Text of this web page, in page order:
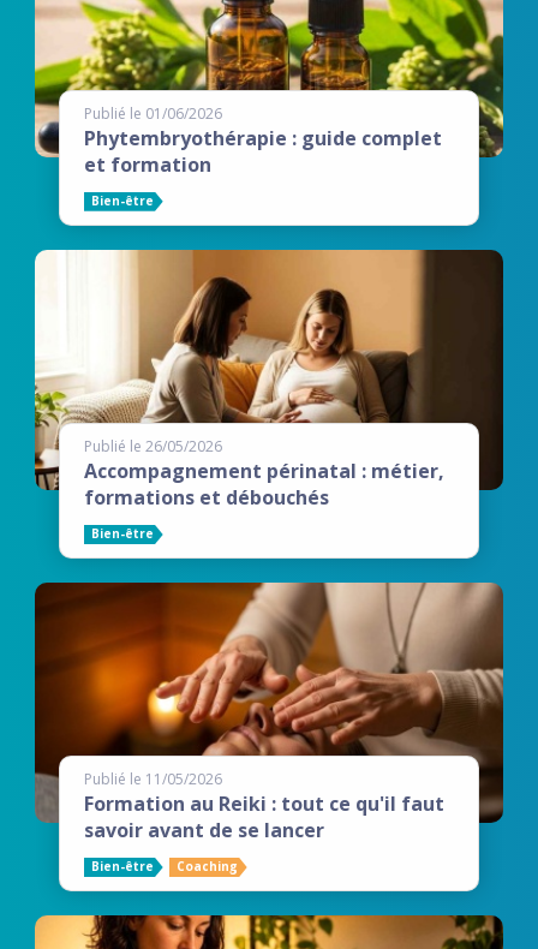
Publié le 01/06/2026
Phytembryothérapie : guide complet
et formation
Bien-être
Publié le 26/05/2026
Accompagnement périnatal : métier,
formations et débouchés
Bien-être
Publié le 11/05/2026
Formation au Reiki : tout ce qu'il faut
savoir avant de se lancer
Bien-être Coaching